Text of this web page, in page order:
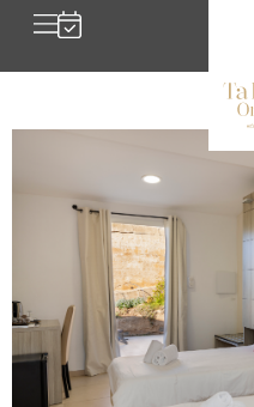
Zimmer für
Zugang für